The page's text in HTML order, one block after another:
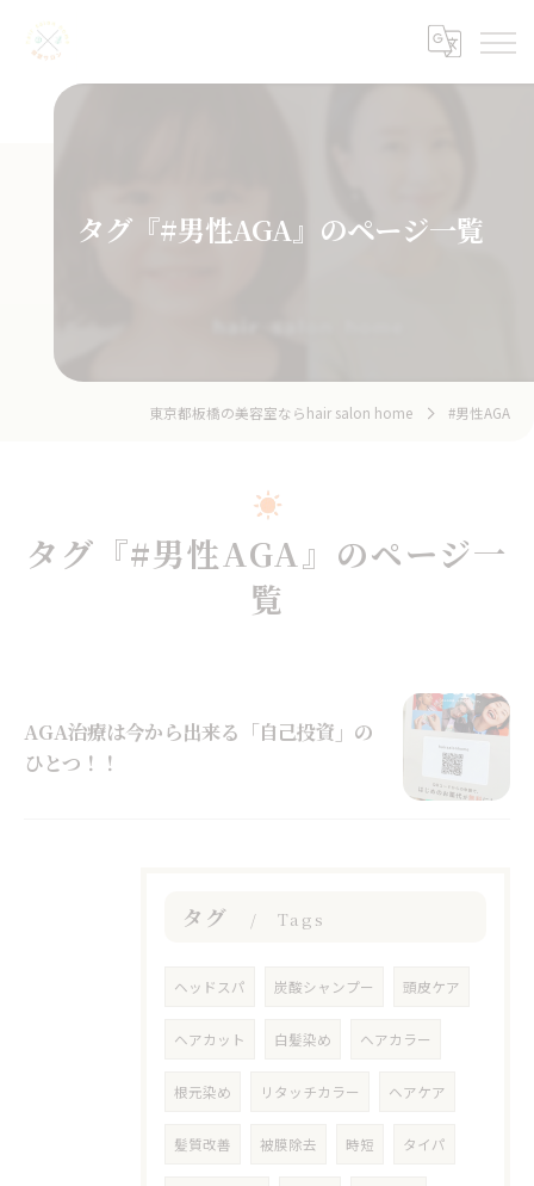
タグ『#男性AGA』のページ一覧
東京都板橋の美容室ならhair salon home #男性AGA
タグ『#男性AGA』のページ一
覧
AGA治療は今から出来る「自己投資」の
ひとつ！！
タグ Tags
ヘッドスパ 炭酸シャンプー 頭皮ケア
ヘアカット 白髪染め ヘアカラー
根元染め リタッチカラー ヘアケア
髪質改善 被膜除去 時短 タイパ